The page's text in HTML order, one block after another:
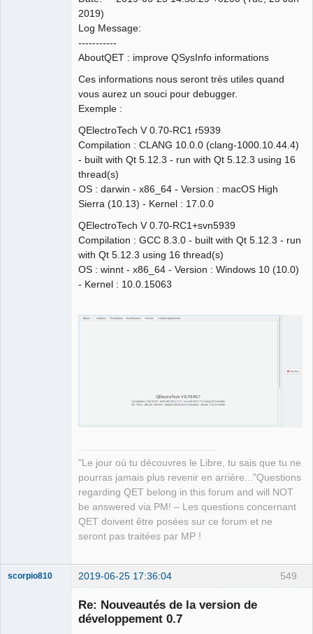
2019)
Log Message:
-----------
AboutQET : improve QSysInfo informations
Ces informations nous seront très utiles quand
vous aurez un souci pour debugger.
Exemple :
QElectroTech V 0.70-RC1 r5939
Compilation : CLANG 10.0.0 (clang-1000.10.44.4)
- built with Qt 5.12.3 - run with Qt 5.12.3 using 16
thread(s)
OS : darwin - x86_64 - Version : macOS High
Sierra (10.13) - Kernel : 17.0.0
QElectroTech V 0.70-RC1+svn5939
Compilation : GCC 8.3.0 - built with Qt 5.12.3 - run
with Qt 5.12.3 using 16 thread(s)
OS : winnt - x86_64 - Version : Windows 10 (10.0)
- Kernel : 10.0.15063
"Le jour où tu découvres le Libre, tu sais que tu ne
pourras jamais plus revenir en arrière..."Questions
regarding QET belong in this forum and will NOT
be answered via PM! – Les questions concernant
QET doivent être posées sur ce forum et ne
seront pas traitées par MP !
549
scorpio810 2019-06-25 17:36:04
Re: Nouveautés de la version de
développement 0.7